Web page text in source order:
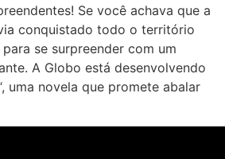
Se você achava que a
conquistado todo o território
se surpreender com um
A Globo está desenvolvendo
uma novela que promete abalar